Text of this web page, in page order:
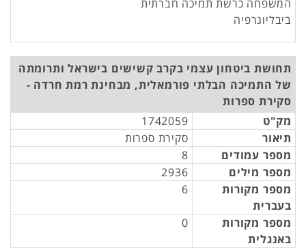
המשפחה כרשת תמיכה חברתית
ביבליוגרפיה
תחושת ביטחון עצמי בקרב קשישים בישראל ותרומתה
של התמיכה הבלתי פורמאלית, מבחינת רמת חרדה -
סקירת ספרות
מק"ט
1742059
תיאור
סקירת ספרות
מספר עמודים
8
מספר מילים
2936
מספר מקורות
בעברית
6
מספר מקורות
באנגלית
0